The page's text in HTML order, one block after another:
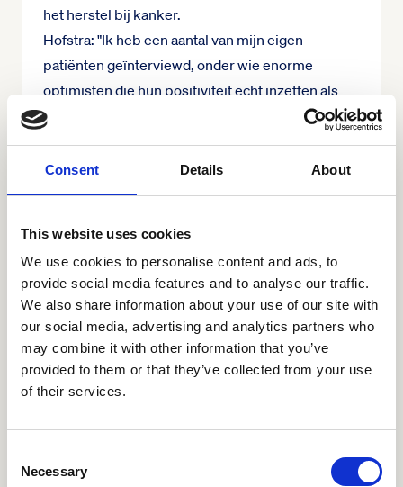
Consent Details About
This website uses cookies
We use cookies to personalise content and ads, to
provide social media features and to analyse our traffic.
We also share information about your use of our site with
our social media, advertising and analytics partners who
may combine it with other information that you’ve
provided to them or that they’ve collected from your use
of their services.
Selection
Necessary
het herstel bij kanker.
Hofstra: "Ik heb een aantal van mijn eigen
patiënten geïnterviewd, onder wie enorme
optimisten die hun positiviteit echt inzetten als
strategie in hun behandeling. Zo is er een man
met kanker die niet geopereerd kon worden,
maar zelf zo sterk geloofde dat die ingreep hem
zou redden dat de chirurg uiteindelijk besloot
"Het is wel zo dat
optimisten na een
ernstige hartoperatie
minder complicaties
hebben en minder vaak in
het ziekenhuis worden